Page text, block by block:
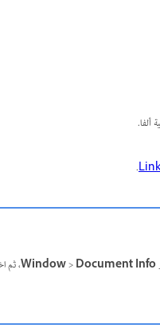
ألفا.
.
Window>Document Info ، ثم